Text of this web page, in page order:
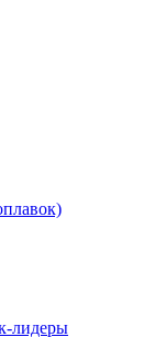
лидеры